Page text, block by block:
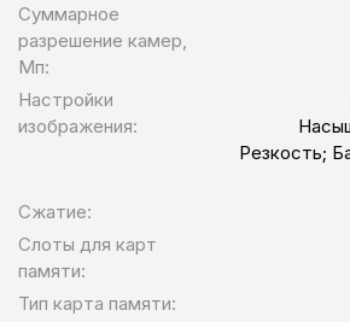
Суммарное
разрешение камер,
Мп:
Настройки
изображения:
Резкость;
Сжатие:
Слоты для карт
памяти:
Тип карта памяти: